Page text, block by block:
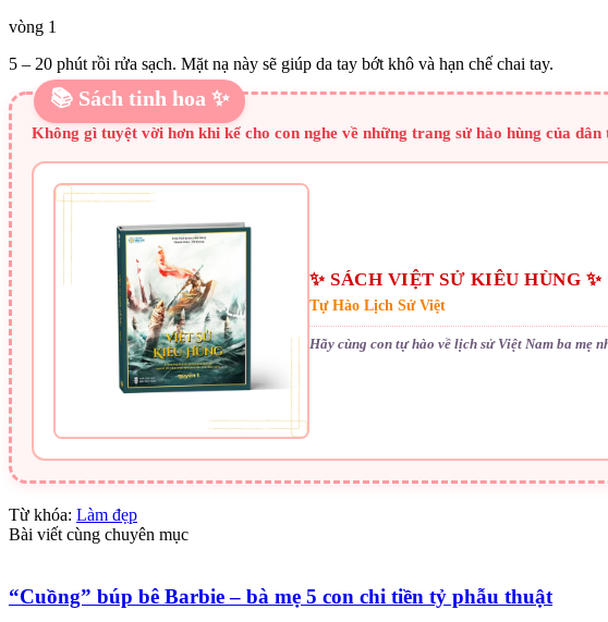
vòng 1
5 – 20 phút rồi rửa sạch. Mặt nạ này sẽ giúp da tay bớt khô và hạn chế chai tay.
📚 Sách tinh hoa ✨
Không gì tuyệt vời hơn khi kể cho con nghe về những trang sử hào hùng của
✨ SÁCH VIỆT SỬ KIÊU HÙNG ✨
Tự Hào Lịch Sử Việt
Hãy cùng con tự hào về lịch sử Việt Nam ba mẹ
Từ khóa: Làm đẹp
Bài viết cùng chuyên mục
“Cuồng” búp bê Barbie – bà mẹ 5 con chi tiền tỷ phẫu thuật